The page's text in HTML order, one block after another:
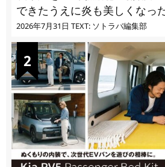
できたうえに炎も美しくなっ
2026年7月31日 TEXT: ソトラバ編集部